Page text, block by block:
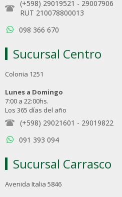
(+598) 29019521 - 29007906
RUT 210078800013
098 366 670
Sucursal Centro
Colonia 1251
Lunes a Domingo
7:00 a 22:00hs.
Los 365 días del año
(+598) 29021601 - 29019822
091 393 094
Sucursal Carrasco
Avenida Italia 5846